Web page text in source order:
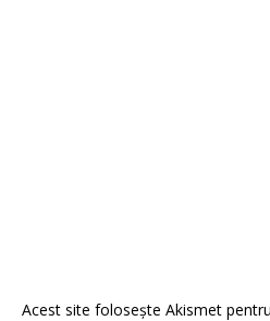
Acest site folosește Akismet